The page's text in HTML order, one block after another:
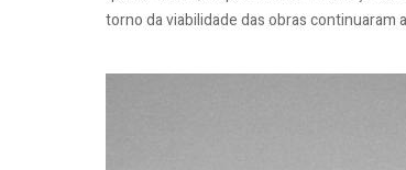
torno da viabilidade das obras continuaram